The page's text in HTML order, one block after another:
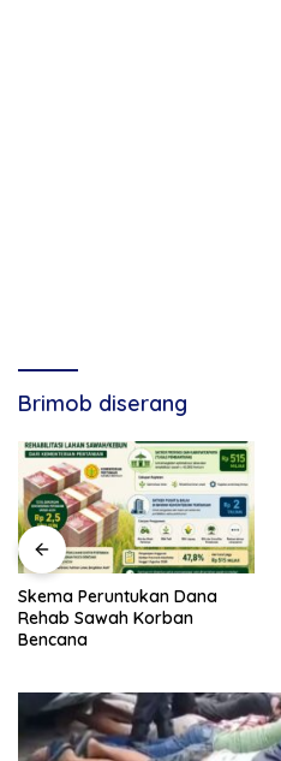
Brimob diserang
Skema Peruntukan Dana
Rehab Sawah Korban
Bencana